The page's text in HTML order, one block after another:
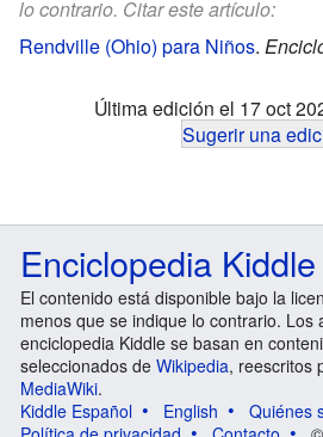
lo contrario. Citar este artículo:
Rendville (Ohio) para Niños.
Última edición el 17 oct
Sugerir una
Enciclopedia Kiddle
El contenido está disponible bajo la
menos que se indique lo contrario. Los
enciclopedia Kiddle se basan en
seleccionados de Wikipedia, reescritos
MediaWiki.
Kiddle Español
English
Quiénes